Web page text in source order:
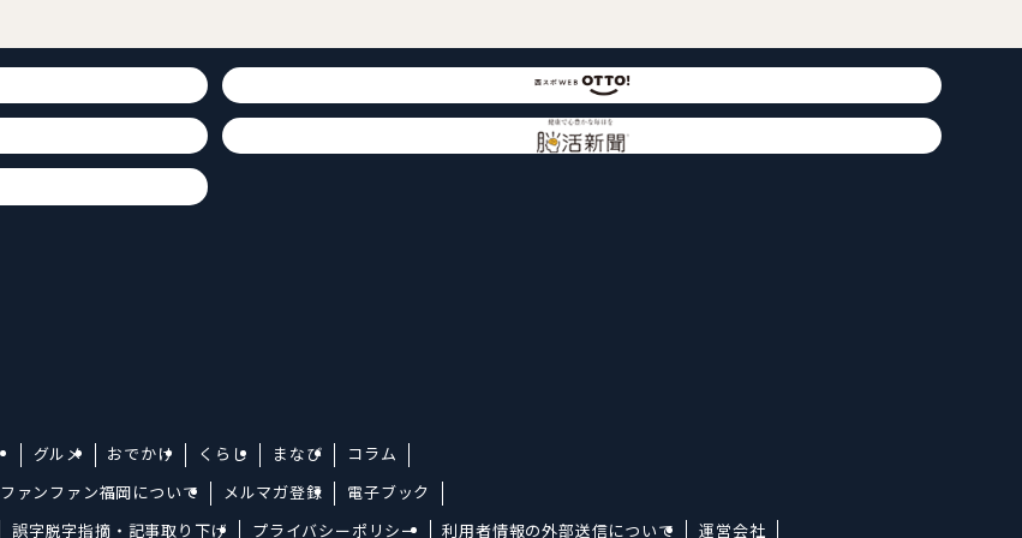
グルメ おでかけ くらし まなび コラム
ファンファン福岡について メルマガ登録 電子ブック
誤字脱字指摘・記事取り下げ プライバシーポリシー 利用者情報の外部送信について 運営会社